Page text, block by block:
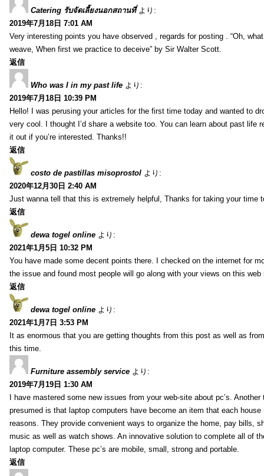
Catering รับจัดเลี้ยงนอกสถานที่ より:
2019年7月18日 7:01 AM
Very interesting points you have observed , regards for posting . “Oh,
weave, When first we practice to deceive” by Sir Walter Scott.
返信
Who was I in my past life より:
2019年7月18日 10:39 PM
Hello! I was perusing your articles for the first time today and wanted to
very cool. I thought I’d share a website too. You can learn about past life
it out if you’re interested. Thanks!!
返信
costo de pastillas misoprostol より:
2020年12月30日 2:40 AM
Just wanna tell that this is extremely helpful, Thanks for taking your time
返信
dewa togel online より:
2021年1月5日 10:32 PM
You have made some decent points there. I checked on the internet for
the issue and found most people will go along with your views on this web
返信
dewa togel online より:
2021年1月7日 3:53 PM
It as enormous that you are getting thoughts from this post as well as
this time.
Furniture assembly service より:
2019年7月19日 1:30 AM
I have mastered some new issues from your web-site about pc’s. Another
presumed is that laptop computers have become an item that each
reasons. They provide convenient ways to organize the home, pay bills,
music as well as watch shows. An innovative solution to complete all of
laptop computer. These pc’s are mobile, small, strong and portable.
返信